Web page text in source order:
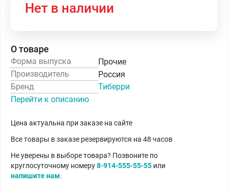
Нет в наличии
О товаре
Форма выпуска
Прочие
Производитель
Россия
Бренд
Тиберри
Перейти к описанию
Цена актуальна при заказе на сайте
Все товары в заказе резервируются на 48 часов
Не уверены в выборе товара? Позвоните по
круглосуточному номеру8-914-555-55-55 или
напишите нам.